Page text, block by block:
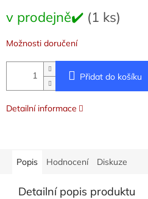
cena:
v prodejně✔️ (1 ks)
Možnosti doručení
Přidat do košíku
Detailní informace
Popis Hodnocení Diskuze
Detailní popis produktu